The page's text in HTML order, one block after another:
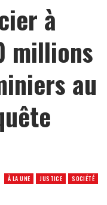
à
millions
au
À LA UNE JUSTICE SOCIÉTÉ